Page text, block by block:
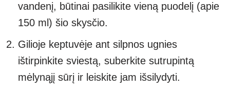
vandenį, būtinai pasilikite vieną puodelį (apie
150 ml) šio skysčio.
Gilioje keptuvėje ant silpnos ugnies
ištirpinkite sviestą, suberkite sutrupintą
mėlynąjį sūrį ir leiskite jam išsilydyti.